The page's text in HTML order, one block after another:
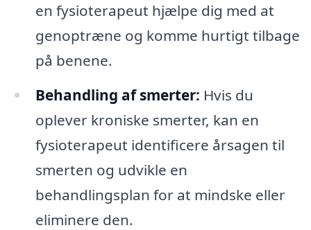
en fysioterapeut hjælpe dig med at
genoptræne og komme hurtigt tilbage
på benene.
Behandling af smerter: Hvis du
oplever kroniske smerter, kan en
fysioterapeut identificere årsagen til
smerten og udvikle en
behandlingsplan for at mindske eller
eliminere den.